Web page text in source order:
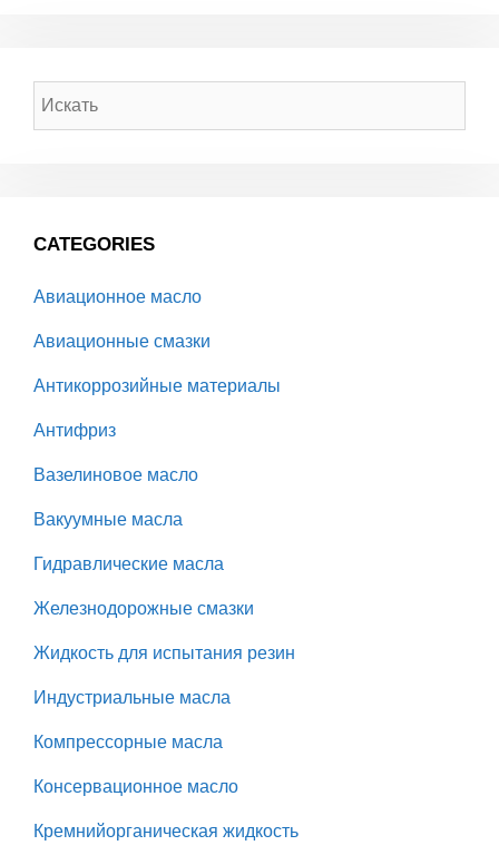
CATEGORIES
Авиационное масло
Авиационные смазки
Антикоррозийные материалы
Антифриз
Вазелиновое масло
Вакуумные масла
Гидравлические масла
Железнодорожные смазки
Жидкость для испытания резин
Индустриальные масла
Компрессорные масла
Консервационное масло
Кремнийорганическая жидкость